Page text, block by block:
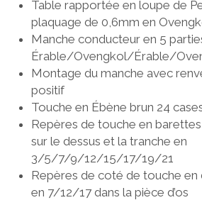
Table rapportée en loupe de
plaquage de 0,6mm en
Manche conducteur en 5
Érable/Ovengkol/Érable/
Montage du manche avec
positif
Touche en Ébène brun 24
Repères de touche en barettes
sur le dessus et la tranche en
3/5/7/9/12/15/17/19/21
Repères de coté de touche en
en 7/12/17 dans la pièce d’os